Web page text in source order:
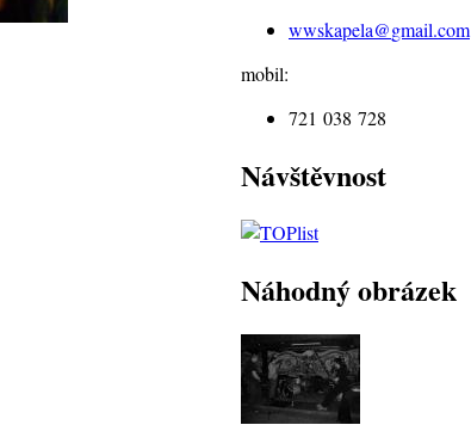
wwskapela@gmail.com
mobil:
721 038 728
Návštěvnost
Náhodný obrázek